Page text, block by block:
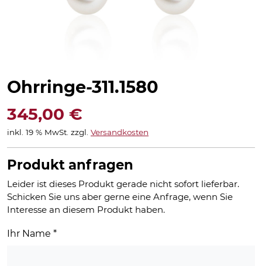
Ohrringe-311.1580
345,00 €
inkl. 19 % MwSt. zzgl. Versandkosten
Produkt anfragen
Leider ist dieses Produkt gerade nicht sofort lieferbar.
Schicken Sie uns aber gerne eine Anfrage, wenn Sie
Interesse an diesem Produkt haben.
Ihr Name *